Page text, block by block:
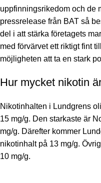
uppfinningsrikedom och de
pressrelease från BAT så
del i att stärka företagets
med förvärvet ett riktigt fint
möjligheten att ta en stark
Hur mycket nikotin
Nikotinhalten i Lundgrens
15 mg/g. Den starkaste är
mg/g. Därefter kommer
nikotinhalt på 13 mg/g.
10 mg/g.